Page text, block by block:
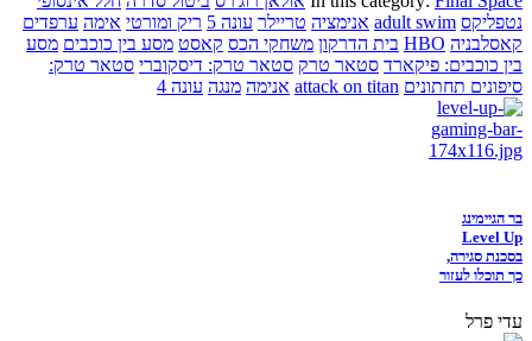
נטפליקס adult swim אנימציה טריילר עונה 5 ריק ומורטי אימה ערפדים
קאסלבניה HBO בית הדרקון משחקי הכס קאסט מסע בין כוכבים מסע
בין כוכבים: פיקארד סטאר טרק סטאר טרק: דיסקוברי סטאר טרק:
סיפונים תחתונים attack on titan אנימה מנגה עונה 4
בר הגיימינג
Level Up
בסכנת סגירה,
כך תוכלו לעזור
עדי פרל